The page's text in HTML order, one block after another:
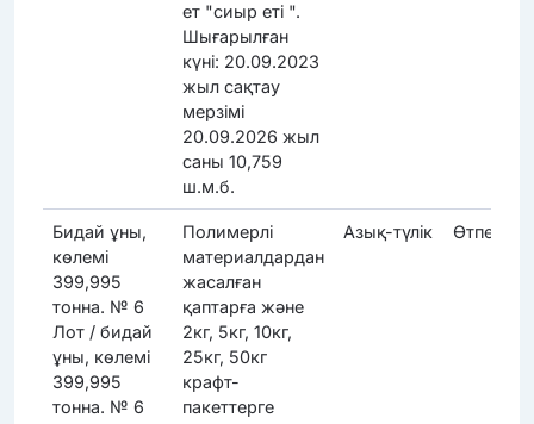
ет "сиыр еті ".
Шығарылған
күні: 20.09.2023
жыл сақтау
мерзімі
20.09.2026 жыл
саны 10,759
ш.м.б.
Бидай ұны,
көлемі
399,995
тонна. № 6
Лот / бидай
ұны, көлемі
399,995
тонна. № 6
Полимерлі
материалдардан
жасалған
қаптарға және
2кг, 5кг, 10кг,
25кг, 50кг
крафт-
пакеттерге
Азық-түлік Өтпеді